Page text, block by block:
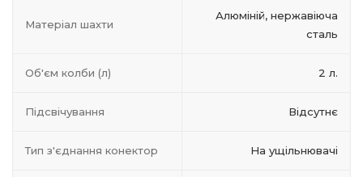
Матеріал шахти
Алюміній, нержавіюча
сталь
Об'єм колби (л) 2 л.
Підсвічування Відсутнє
Тип з'єднання конектор На ущільнювачі